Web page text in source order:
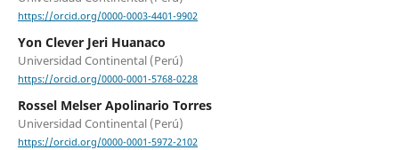
https://orcid.org/0000-0003-4401-9902
Yon Clever Jeri Huanaco
Universidad Continental (Perú)
https://orcid.org/0000-0001-5768-0228
Rossel Melser Apolinario Torres
Universidad Continental (Perú)
https://orcid.org/0000-0001-5972-2102